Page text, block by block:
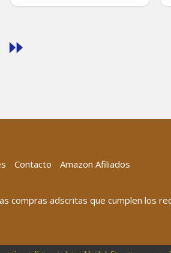
⏩
Contacto Amazon Afiliados
compras adscritas que cumplen los